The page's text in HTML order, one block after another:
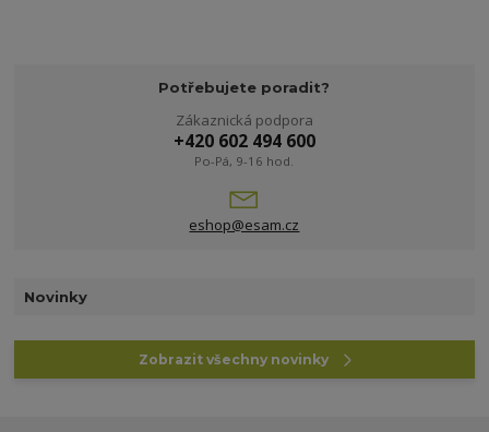
Potřebujete poradit?
Zákaznická podpora
+420 602 494 600
Po-Pá, 9-16 hod.
eshop@esam.cz
Novinky
Zobrazit všechny novinky